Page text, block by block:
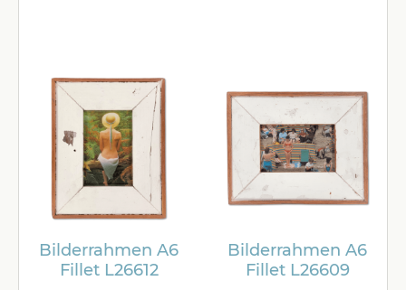
Bilderrahmen A6
Fillet L26612
Bilderrahmen A6
Fillet L26609